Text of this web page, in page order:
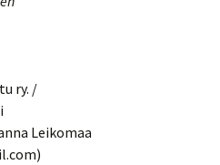
ry. /
Leikomaa